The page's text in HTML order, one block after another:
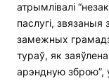
атрымлівалі
паслугі, звязаныя
замежных
тураў, як
арэндную зброю”,